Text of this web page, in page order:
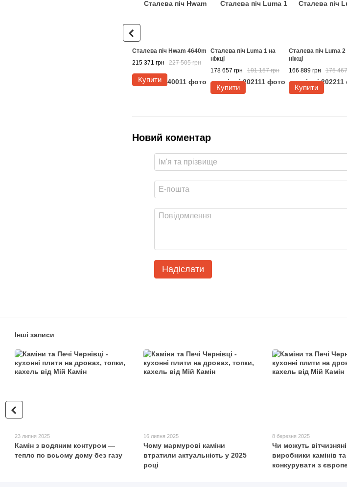
Сталева піч Hwam 4640m
215 371 грн
227 505 грн
Купити
Сталева піч Luma 1 на
ніжці
178 657 грн
191 157 грн
Купити
Сталева піч Luma 2
ніжці
166 889 грн
175
Купити
Новий коментар
Надіслати
Інші записи
23 липня 2025
Камін з водяним контуром —
тепло по всьому дому без газу
16 липня 2025
Чому мармурові каміни
втратили актуальність у 2025
році
8 березня 2025
Чи можуть вітчизняні
виробники камінів
конкурувати з